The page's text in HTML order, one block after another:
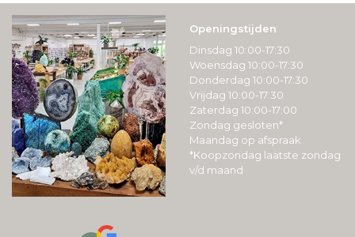
Openingstijden
Dinsdag 10:00-17:30
Woensdag 10:00-17:30
Donderdag 10:00-17:30
Vrijdag 10:00-17:30
Zaterdag 10:00-17:00
Zondag gesloten*
Maandag op afspraak
*Koopzondag laatste zondag
v/d maand